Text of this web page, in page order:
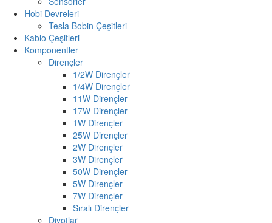
Hobi Devreleri
Tesla Bobin Çeşitleri
Kablo Çeşitleri
Komponentler
Dirençler
1/2W Dirençler
1/4W Dirençler
11W Dirençler
17W Dirençler
1W Dirençler
25W Dirençler
2W Dirençler
3W Dirençler
50W Dirençler
5W Dirençler
7W Dirençler
Sıralı Dirençler
Diyotlar